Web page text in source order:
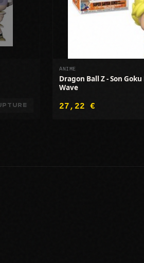
ANIME
Dragon Ball Z - Son
Wave
27,22 €